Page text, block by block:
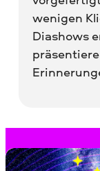
wenigen
Diashows